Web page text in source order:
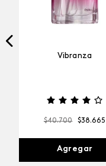
Vibranza
$40.700 $38.665
Agregar